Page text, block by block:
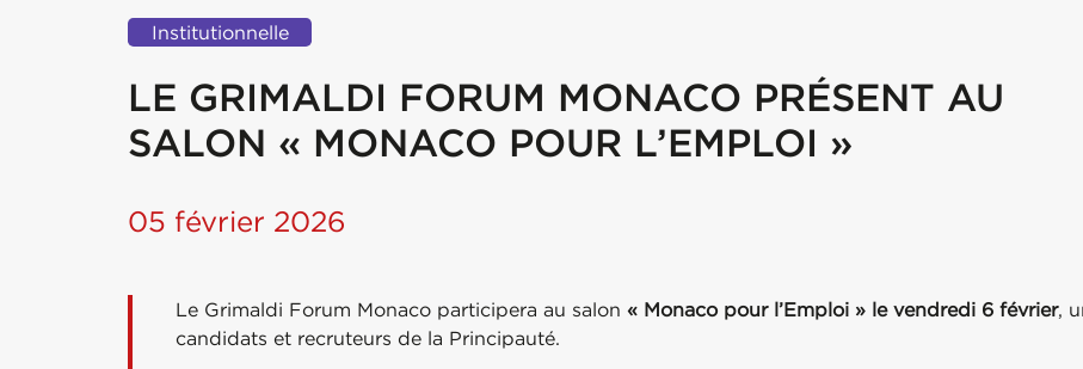
Institutionnelle
LE GRIMALDI FORUM MONACO PRÉSENT AU
SALON « MONACO POUR L’EMPLOI »
05 février 2026
Le Grimaldi Forum Monaco participera au salon « Monaco pour l’Emploi » le vendredi 6 février,
candidats et recruteurs de la Principauté.